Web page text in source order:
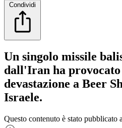
Condividi
Un singolo missile
dall'Iran ha
devastazione a Beer
Israele.
Questo contenuto è stato pubblicato